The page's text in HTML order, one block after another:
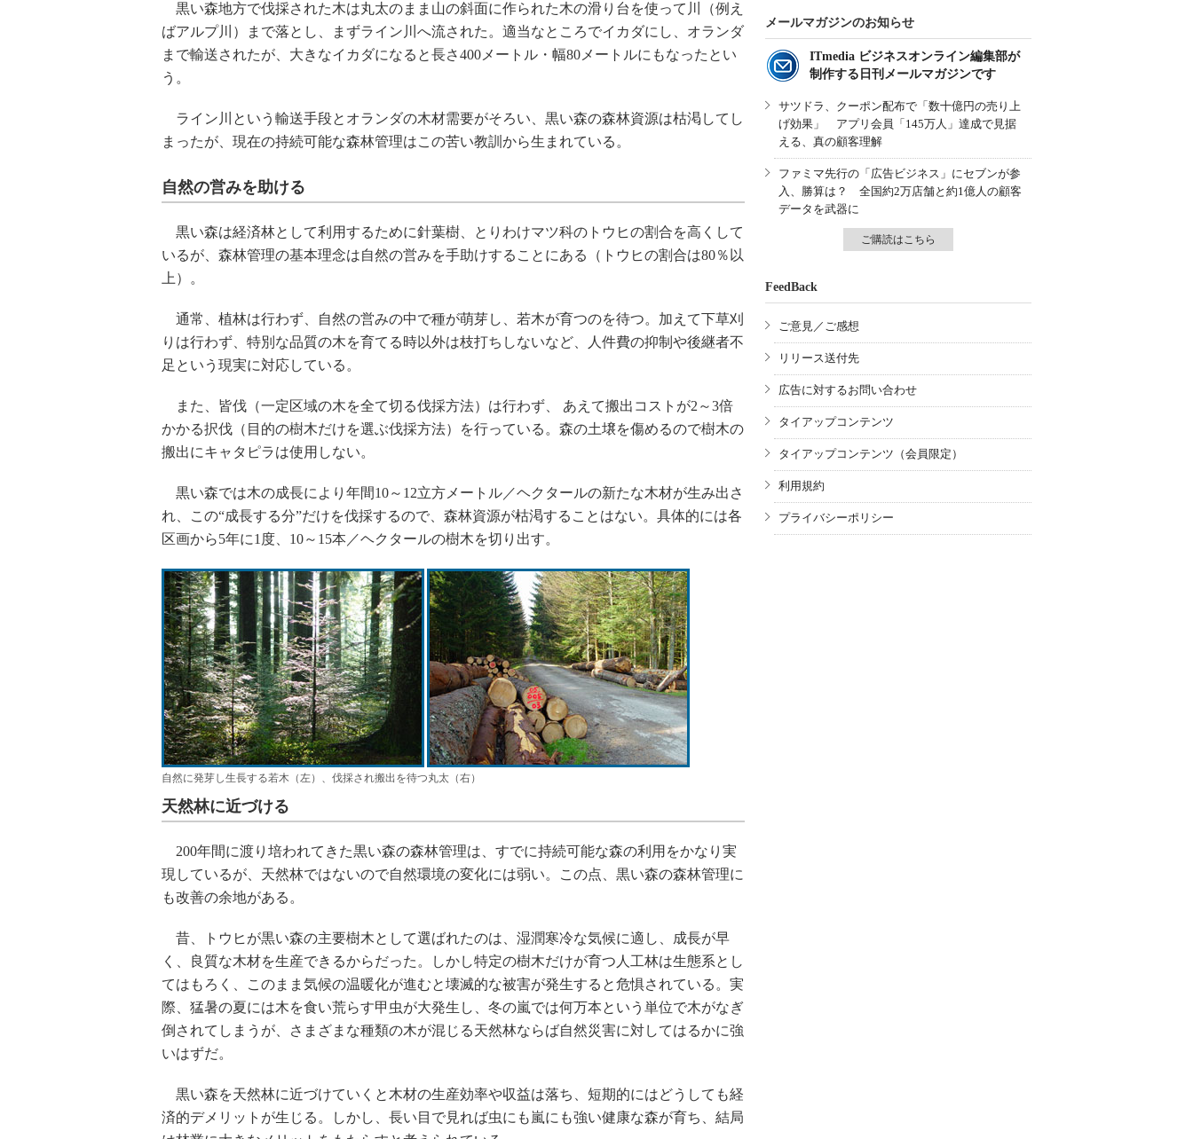
黒い森地方で伐採された木は丸太のまま山の斜面に作られた木の滑り台を使って川（例え
ばアルプ川）まで落とし、まずライン川へ流された。適当なところでイカダにし、オランダ
まで輸送されたが、大きなイカダになると長さ400メートル・幅80メートルにもなったとい
う。
ライン川という輸送手段とオランダの木材需要がそろい、黒い森の森林資源は枯渇してし
まったが、現在の持続可能な森林管理はこの苦い教訓から生まれている。
自然の営みを助ける
黒い森は経済林として利用するために針葉樹、とりわけマツ科のトウヒの割合を高くして
いるが、森林管理の基本理念は自然の営みを手助けすることにある（トウヒの割合は80％以
上）。
通常、植林は行わず、自然の営みの中で種が萌芽し、若木が育つのを待つ。加えて下草刈
りは行わず、特別な品質の木を育てる時以外は枝打ちしないなど、人件費の抑制や後継者不
足という現実に対応している。
また、皆伐（一定区域の木を全て切る伐採方法）は行わず、 あえて搬出コストが2～3倍
かかる択伐（目的の樹木だけを選ぶ伐採方法）を行っている。森の土壌を傷めるので樹木の
搬出にキャタピラは使用しない。
黒い森では木の成長により年間10～12立方メートル／ヘクタールの新たな木材が生み出さ
れ、この“成長する分”だけを伐採するので、森林資源が枯渇することはない。具体的には各
区画から5年に1度、10～15本／ヘクタールの樹木を切り出す。
自然に発芽し生長する若木（左）、伐採され搬出を待つ丸太（右）
天然林に近づける
200年間に渡り培われてきた黒い森の森林管理は、すでに持続可能な森の利用をかなり実
現しているが、天然林ではないので自然環境の変化には弱い。この点、黒い森の森林管理に
も改善の余地がある。
昔、トウヒが黒い森の主要樹木として選ばれたのは、湿潤寒冷な気候に適し、成長が早
く、良質な木材を生産できるからだった。しかし特定の樹木だけが育つ人工林は生態系とし
てはもろく、このまま気候の温暖化が進むと壊滅的な被害が発生すると危惧されている。実
際、猛暑の夏には木を食い荒らす甲虫が大発生し、冬の嵐では何万本という単位で木がなぎ
倒されてしまうが、さまざまな種類の木が混じる天然林ならば自然災害に対してはるかに強
いはずだ。
黒い森を天然林に近づけていくと木材の生産効率や収益は落ち、短期的にはどうしても経
済的デメリットが生じる。しかし、長い目で見れば虫にも嵐にも強い健康な森が育ち、結局
メールマガジンのお知らせ
ITmedia ビジネスオンライン編集部が
制作する日刊メールマガジンです
サツドラ、クーポン配布で「数十億円の売り上
げ効果」 アプリ会員「145万人」達成で見据
える、真の顧客理解
ファミマ先行の「広告ビジネス」にセブンが参
入、勝算は？ 全国約2万店舗と約1億人の顧客
データを武器に
ご購読はこちら
FeedBack
ご意見／ご感想
リリース送付先
広告に対するお問い合わせ
タイアップコンテンツ
タイアップコンテンツ（会員限定）
利用規約
プライバシーポリシー